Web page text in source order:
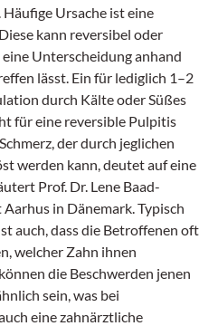
Ursache ist eine
kann reversibel oder
Unterscheidung anhand
lässt. Ein für lediglich 1–2
durch Kälte oder Süßes
für eine reversible Pulpitis
der durch jeglichen
werden kann, deutet auf eine
Prof. Dr. Lene Baad-
in Dänemark. Typisch
auch, dass die Betroffenen oft
welcher Zahn ihnen
die Beschwerden jenen
sein, was bei
eine zahnärztliche